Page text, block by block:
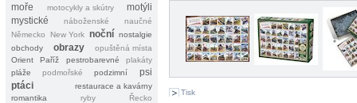
moře
motocykly a skútry
motýli
mystické
náboženské
naučné
Německo
New York noční nostalgie
obchody
obrazy
opuštěná místa
Orient
Paříž pestrobarevné
plakáty
pláže
podmořské podzimní
psi
ptáci
restaurace a kavárny
romantika
ryby Řecko
Tisk